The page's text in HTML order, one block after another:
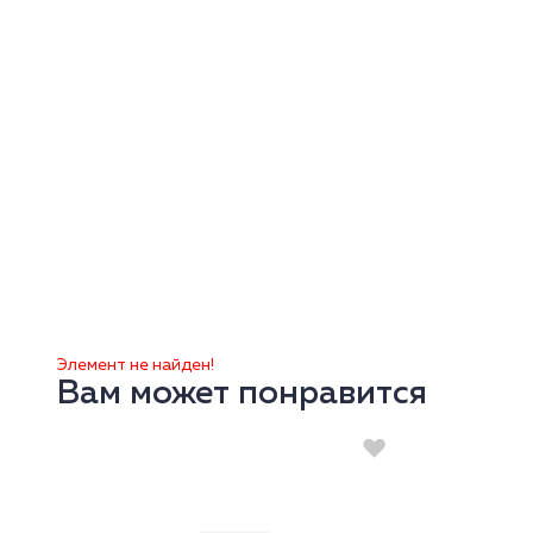
Элемент не найден!
Вам может понравится